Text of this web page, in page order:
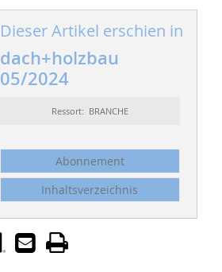
Dieser Artikel erschien in
dach+holzbau
05/2024
Ressort: BRANCHE
Abonnement
Inhaltsverzeichnis